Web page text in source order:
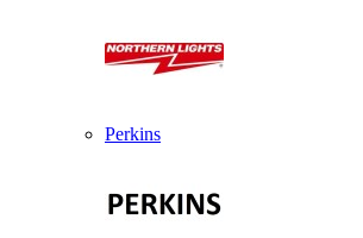
Perkins